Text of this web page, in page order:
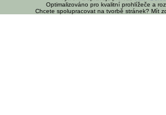
Optimalizováno pro kvalitní prohlížeče a
Chcete spolupracovat na tvorbě stránek? Mít